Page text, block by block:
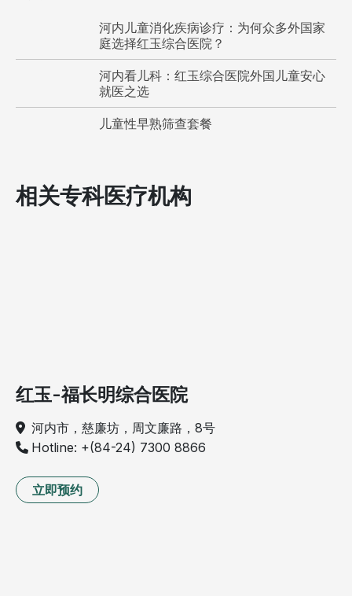
河内儿童消化疾病诊疗：为何众多外国家
庭选择红玉综合医院？
河内看儿科：红玉综合医院外国儿童安心
就医之选
儿童性早熟筛查套餐
相关专科医疗机构
红玉-福长明综合医院
河内市，慈廉坊，周文廉路，8号
Hotline: +(84-24) 7300 8866
立即预约